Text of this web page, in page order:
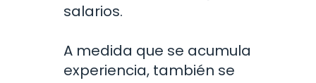
salarios.
A medida que se acumula
experiencia, también se